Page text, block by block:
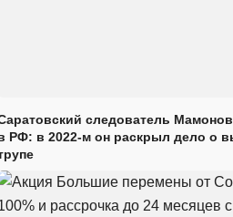
следователь
РФ: в 2022-м он раскрыл дело о